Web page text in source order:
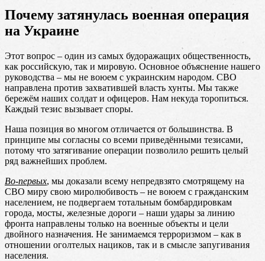
Почему затянулась военная операция
на Украине
Этот вопрос – один из самых будоражащих общественность,
как российскую, так и мировую. Основное объяснение нашего
руководства – мы не воюем с украинским народом. СВО
направлена против захватившей власть хунты. Мы также
бережём наших солдат и офицеров. Нам некуда торопиться.
Каждый тезис вызывает споры.
Наша позиция во многом отличается от большинства. В
принципе мы согласны со всеми приведёнными тезисами,
потому что затягивание операции позволило решить целый
ряд важнейших проблем.
Во-первых, мы доказали всему непредвзято смотрящему на
СВО миру свою миролюбивость – не воюем с гражданским
населением, не подвергаем тотальным бомбардировкам
города, мосты, железные дороги – наши удары за линию
фронта направлены только на военные объекты и цели
двойного назначения. Не занимаемся терроризмом – как в
отношении оголтелых нациков, так и в смысле запугивания
населения.